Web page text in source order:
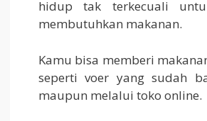
hidup tak terkecuali
membutuhkan makanan.
Kamu bisa memberi
seperti voer yang sudah
maupun melalui toko online.